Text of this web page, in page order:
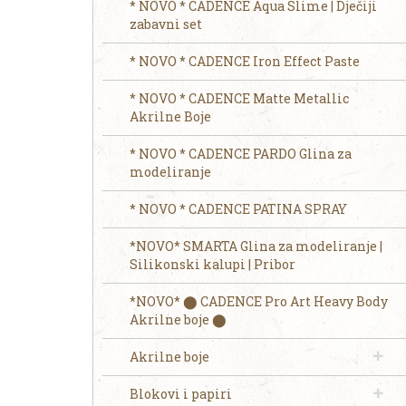
* NOVO * CADENCE Aqua Slime | Dječiji
zabavni set
* NOVO * CADENCE Iron Effect Paste
* NOVO * CADENCE Matte Metallic
Akrilne Boje
* NOVO * CADENCE PARDO Glina za
modeliranje
* NOVO * CADENCE PATINA SPRAY
*NOVO* SMARTA Glina za modeliranje |
Silikonski kalupi | Pribor
*NOVO* ⬤ CADENCE Pro Art Heavy Body
Akrilne boje ⬤
Akrilne boje
Blokovi i papiri